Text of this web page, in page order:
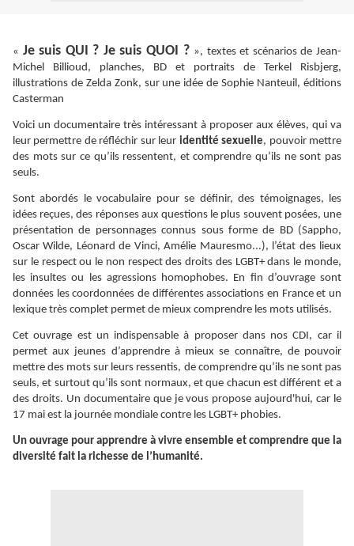
« Je suis QUI ? Je suis QUOI ? », textes et scénarios de Jean-
Michel Billioud, planches, BD et portraits de Terkel Risbjerg,
illustrations de Zelda Zonk, sur une idée de Sophie Nanteuil, éditions
Casterman
Voici un documentaire très intéressant à proposer aux élèves, qui va
leur permettre de réfléchir sur leur identité sexuelle, pouvoir mettre
des mots sur ce qu’ils ressentent, et comprendre qu’ils ne sont pas
seuls.
Sont abordés le vocabulaire pour se définir, des témoignages, les
idées reçues, des réponses aux questions le plus souvent posées, une
présentation de personnages connus sous forme de BD (Sappho,
Oscar Wilde, Léonard de Vinci, Amélie Mauresmo...), l’état des lieux
sur le respect ou le non respect des droits des LGBT+ dans le monde,
les insultes ou les agressions homophobes. En fin d’ouvrage sont
données les coordonnées de différentes associations en France et un
lexique très complet permet de mieux comprendre les mots utilisés.
Cet ouvrage est un indispensable à proposer dans nos CDI, car il
permet aux jeunes d’apprendre à mieux se connaître, de pouvoir
mettre des mots sur leurs ressentis, de comprendre qu’ils ne sont pas
seuls, et surtout qu’ils sont normaux, et que chacun est différent et a
des droits. Un documentaire que je vous propose aujourd'hui, car le
17 mai est la journée mondiale contre les LGBT+ phobies.
Un ouvrage pour apprendre à vivre ensemble et comprendre que la
diversité fait la richesse de l’humanité.